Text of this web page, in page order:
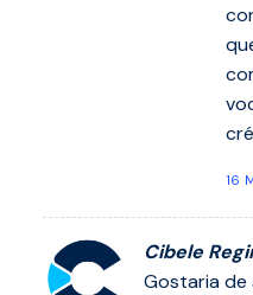
16
Cibele
Gostaria